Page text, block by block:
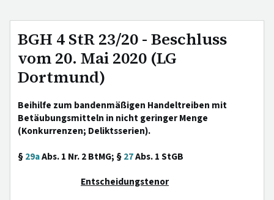
BGH 4 StR 23/20 - Beschluss
vom 20. Mai 2020 (LG
Dortmund)
Beihilfe zum bandenmäßigen Handeltreiben mit
Betäubungsmitteln in nicht geringer Menge
(Konkurrenzen; Deliktsserien).
§29aAbs. 1 Nr. 2 BtMG; §27Abs. 1 StGB
Entscheidungstenor